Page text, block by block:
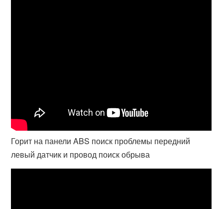
Горит на панели ABS поиск проблемы передний
левый датчик и провод поиск обрыва